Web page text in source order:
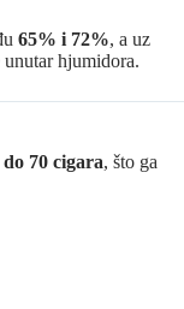
65% i 72%, a uz
unutar hjumidora.
do 70 cigara, što ga